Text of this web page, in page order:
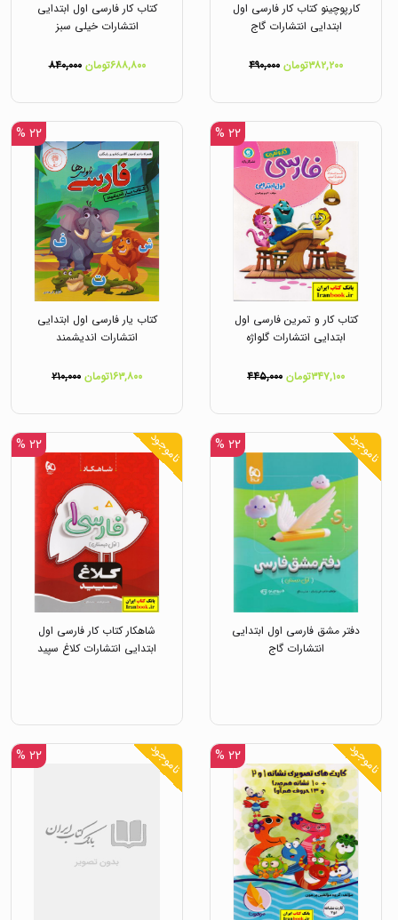
کارپوچینو کتاب کار فارسی اول
ابتدایی انتشارات گاج
۳۸۲,۲۰۰تومان ۴۹۰,۰۰۰
کتاب کار فارسی اول ابتدایی
انتشارات خیلی سبز
۶۸۸,۸۰۰تومان ۸۴۰,۰۰۰
۲۲ %
کتاب کار و تمرین فارسی اول
ابتدایی انتشارات گلواژه
۳۴۷,۱۰۰تومان ۴۴۵,۰۰۰
۲۲ %
کتاب یار فارسی اول ابتدایی
انتشارات اندیشمند
۱۶۳,۸۰۰تومان ۲۱۰,۰۰۰
ناموجود ۲۲ %
دفتر مشق فارسی اول ابتدایی
انتشارات گاج
ناموجود ۲۲ %
شاهکار کتاب کار فارسی اول
ابتدایی انتشارات کلاغ سپید
ناموجود ۲۲ % ناموجود ۲۲ %